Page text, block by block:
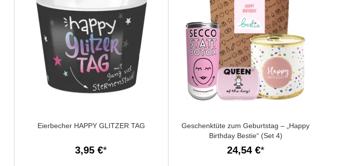
Eierbecher HAPPY GLITZER TAG
3,95 €
Geschenktüte zum Geburtstag – „Happy
Birthday Bestie“ (Set 4)
24,54 €